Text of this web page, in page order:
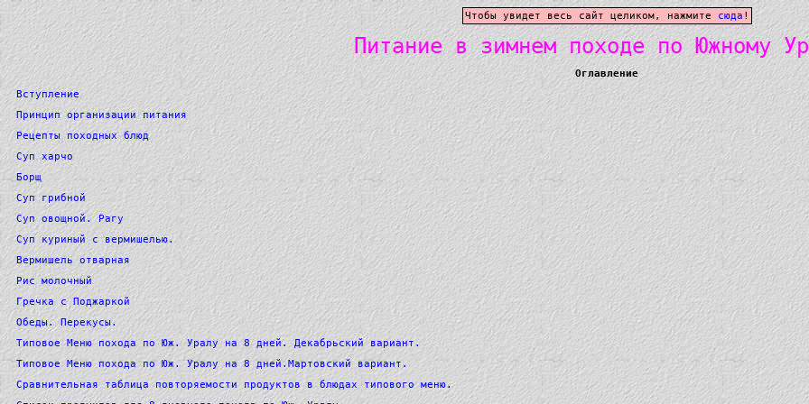
Чтобы увидет весь сайт целиком, нажмите сюда !
Питание в зимнем походе по Южному
Оглавление
Вступление
Принцип организации питания
Рецепты походных блюд
Суп харчо
Борщ
Суп грибной
Суп овощной. Рагу
Суп куриный с вермишелью.
Вермишель отварная
Рис молочный
Гречка с Поджаркой
Обеды. Перекусы.
Типовое Меню похода по Юж. Уралу на 8 дней. Декабрьский вариант.
Типовое Меню похода по Юж. Уралу на 8 дней.Мартовский вариант.
Сравнительная таблица повторяемости продуктов в блюдах типового меню.